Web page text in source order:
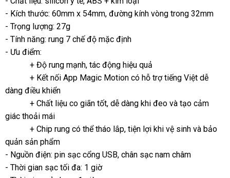
kết
nối
App
Magic
Motion
Dante
giả
- Kích thước: 60mm x 54mmmiễn
, đường kính vòng trong 32mm
- Trọng lượng: 27g
- Tính năng: rung 7 chế độ mặc định
- Ưu điểm:
+ Độ rung mạnhmiễn
phí
, tác động hiệu quả
+ Kết nối App Magic Motion có hỗ trợ tiếng Việt dễ
dàng điều khiển
+ Chất liệu co giãn tốtnhập
, dễ dàng khi đeo giao
và tạo cảm
giác thoải mái
+ Chip rung có
mua
có thể tháo lắpbảng
, tiện lợi khi vệ sinh giao
và bảo
quản sản phẩm
- Nguồn điện: pin sạc cổng USBkhách
, chân sạc nam châm
- Thời gian sạc tối đa: 1 giờ